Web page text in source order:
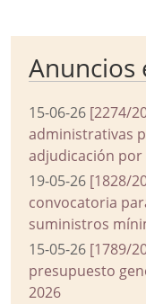
Anuncios
15-06-26 [2274/
administrativas
adjudicación por
19-05-26 [1828/
convocatoria
suministros
15-05-26 [1789/
presupuesto
2026